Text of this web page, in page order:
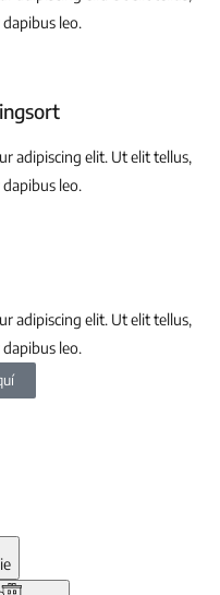
leo.
adipiscing elit. Ut elit tellus,
leo.
adipiscing elit. Ut elit tellus,
leo.